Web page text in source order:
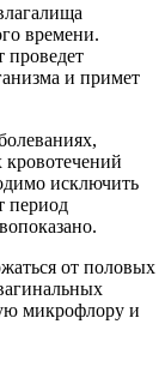
времени.
проведет
и примет
исключить
период
от половых
микрофлору и